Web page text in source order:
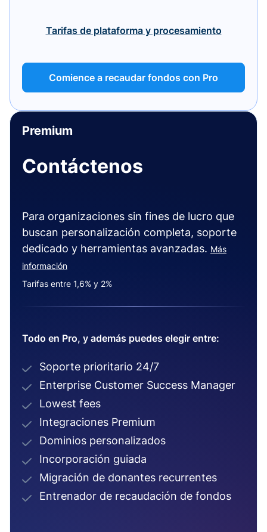
Tarifas de plataforma y procesamiento
Comience a recaudar fondos con Pro
Premium
Contáctenos
Para organizaciones sin fines de lucro que
buscan personalización completa, soporte
dedicado y herramientas avanzadas. Más
información
Tarifas entre 1,6% y 2%
Todo en Pro, y además puedes elegir entre:
Soporte prioritario 24/7
Enterprise Customer Success Manager
Lowest fees
Integraciones Premium
Dominios personalizados
Incorporación guiada
Migración de donantes recurrentes
Entrenador de recaudación de fondos